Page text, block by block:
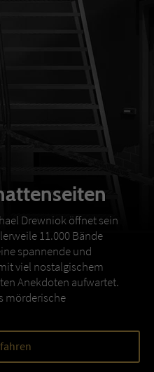
Drewniok öffnet sein
11.000 Bände
spannende und
viel nostalgischem
Anekdoten aufwartet.
mörderische